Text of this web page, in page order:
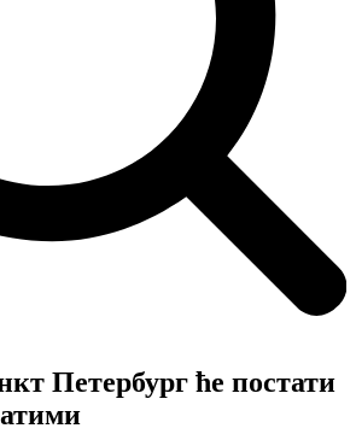
Петербург ће постати